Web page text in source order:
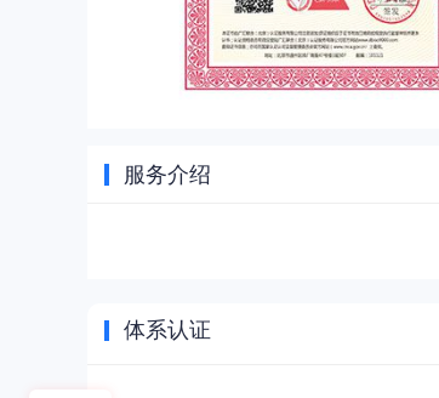
服务介绍
体系认证